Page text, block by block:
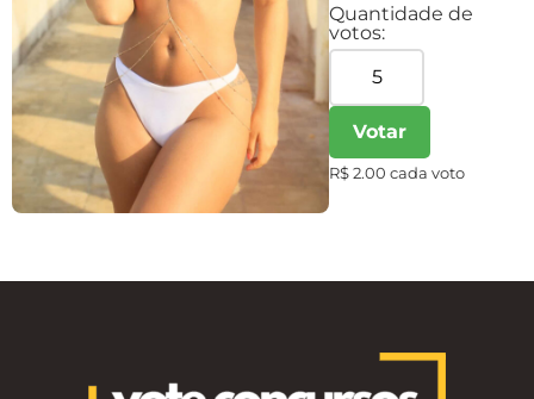
Quantidade de
votos:
Votar
R$ 2.00 cada voto